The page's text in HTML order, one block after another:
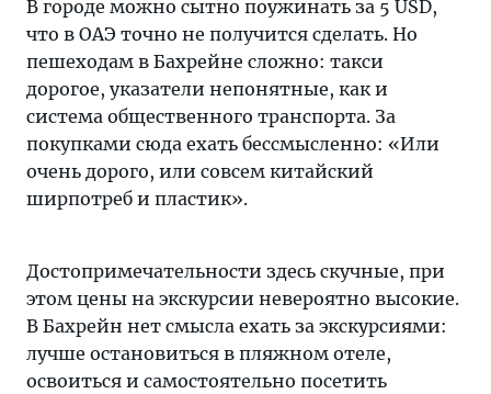
В городе можно сытно поужинать за 5 USD,
что в ОАЭ точно не получится сделать. Но
пешеходам в Бахрейне сложно: такси
дорогое, указатели непонятные, как и
система общественного транспорта. За
покупками сюда ехать бессмысленно: «Или
очень дорого, или совсем китайский
ширпотреб и пластик».
Достопримечательности здесь скучные, при
этом цены на экскурсии невероятно высокие.
В Бахрейн нет смысла ехать за экскурсиями:
лучше остановиться в пляжном отеле,
освоиться и самостоятельно посетить